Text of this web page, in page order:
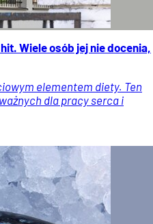
Wiele osób jej nie docenia,
elementem diety. Ten
dla pracy serca i